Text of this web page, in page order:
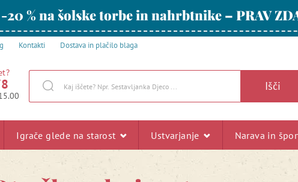
-20 % na šolske torbe in nahrbtnike – PRAV
Kontakti Dostava in plačilo blaga
Išči
Igrače glede na starost Ustvarjanje Narava in